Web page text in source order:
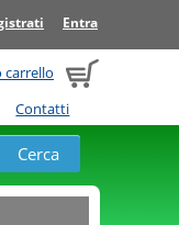
Entra
carrello
Contatti